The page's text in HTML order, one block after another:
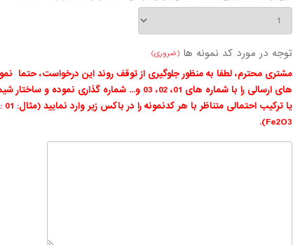
توجه در مورد کد نمونه ها (ضروری)
مشتری محترم، لطفا به منظور جلوگیری از توقف روند این درخواست،حتما
های ارسالی را با شماره های 01، 02، 03 و... شماره گذاری نموده و
یا ترکیب احتمالی متناظر با هر کدنمونه را در باکس زیر وارد نمایید (مثال: 01 :
Fe2O3).